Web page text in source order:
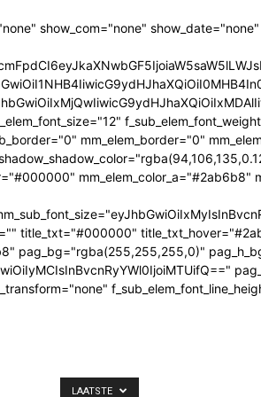
show_com="none"
mm_elem_border="0"
mm_elem_color_a="#2ab6b8"
title_txt="#000000"
pag_bg="rgba(255,255,255,0)"
LAATSTE